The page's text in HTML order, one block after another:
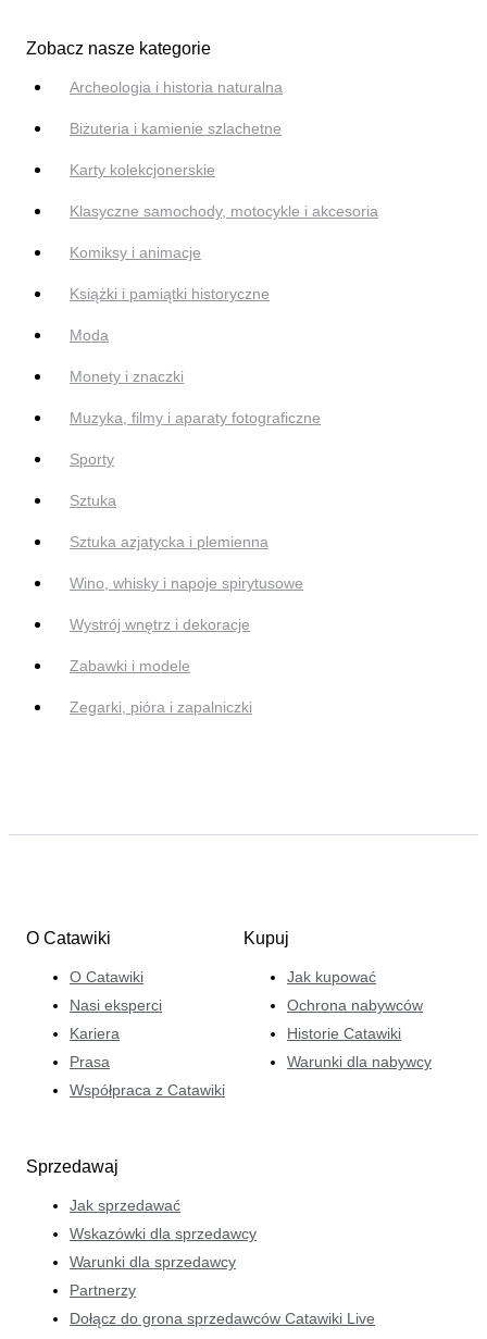
Zobacz nasze kategorie
Archeologia i historia naturalna
Biżuteria i kamienie szlachetne
Karty kolekcjonerskie
Klasyczne samochody, motocykle i akcesoria
Komiksy i animacje
Książki i pamiątki historyczne
Moda
Monety i znaczki
Muzyka, filmy i aparaty fotograficzne
Sporty
Sztuka
Sztuka azjatycka i plemienna
Wino, whisky i napoje spirytusowe
Wystrój wnętrz i dekoracje
Zabawki i modele
Zegarki, pióra i zapalniczki
O Catawiki
O Catawiki
Nasi eksperci
Kariera
Prasa
Współpraca z Catawiki
Kupuj
Jak kupować
Ochrona nabywców
Historie Catawiki
Warunki dla nabywcy
Sprzedawaj
Jak sprzedawać
Wskazówki dla sprzedawcy
Warunki dla sprzedawcy
Partnerzy
Dołącz do grona sprzedawców Catawiki Live